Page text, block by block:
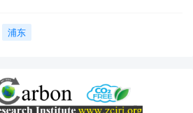
浦东